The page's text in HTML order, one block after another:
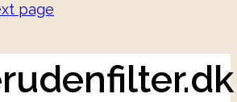
page